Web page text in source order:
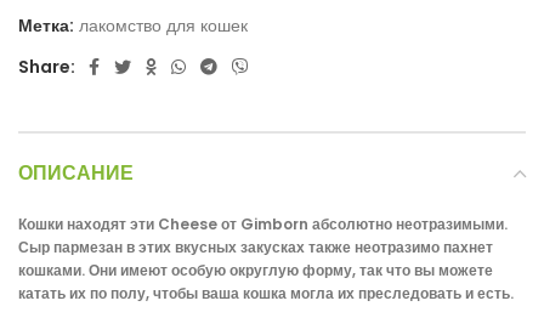
Метка: лакомство для кошек
Share:
ОПИСАНИЕ
Кошки находят эти Cheese от Gimborn абсолютно неотразимыми.
Сыр пармезан в этих вкусных закусках также неотразимо пахнет
кошками. Они имеют особую округлую форму, так что вы можете
катать их по полу, чтобы ваша кошка могла их преследовать и есть.